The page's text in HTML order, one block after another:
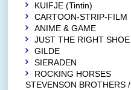
KUIFJE (Tintin)
CARTOON-STRIP-FILM
ANIME & GAME
JUST THE RIGHT SHOE
GILDE
SIERADEN
ROCKING HORSES
STEVENSON BROTHERS /